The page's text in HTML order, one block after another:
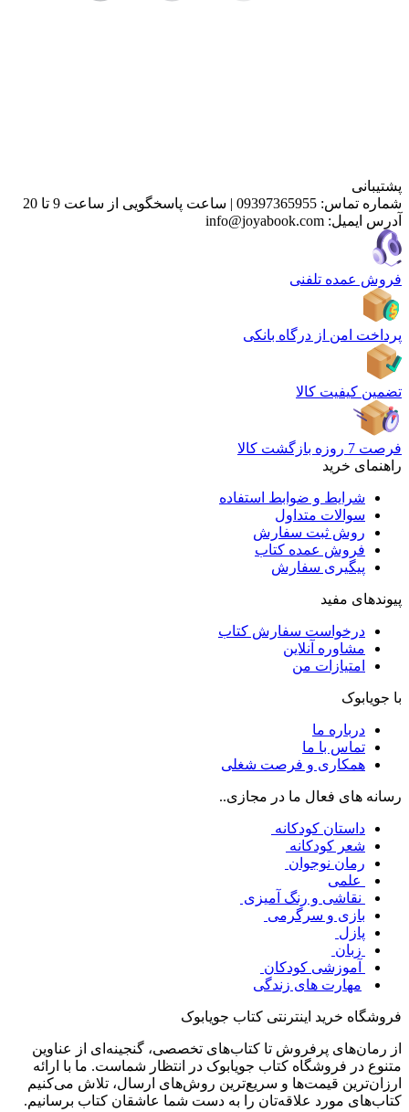
پشتیبانی
شماره تماس: 09397365955
| ساعت پاسخگویی از ساعت 9 تا 20
آدرس ایمیل: info@joyabook.com
فروش عمده تلفنی
پرداخت امن از درگاه بانکی
تضمین کیفیت کالا
فرصت 7 روزه بازگشت کالا
راهنمای خرید
شرایط و ضوابط استفاده
سوالات متداول
روش ثبت سفارش
فروش عمده کتاب
پیگیری سفارش
پیوندهای مفید
درخواست سفارش کتاب
مشاوره آنلاین
امتیازات من
با جویابوک
درباره ما
تماس با ما
همکاری و فرصت شغلی
رسانه های فعال ما در مجازی..
داستان کودکانه
شعر کودکانه
رمان نوجوان
علمی
نقاشی و رنگ آمیزی
بازی و سرگرمی
پازل
زبان
آموزشی کودکان
مهارت های زندگی
فروشگاه خرید اینترنتی کتاب جویابوک
از رمان‌های پرفروش تا کتاب‌های تخصصی، گنجینه‌ای از عناوین
متنوع در فروشگاه کتاب جویابوک در انتظار شماست. ما با ارائه
ارزان‌ترین قیمت‌ها و سریع‌ترین روش‌های ارسال، تلاش می‌کنیم
کتاب‌های مورد علاقه‌تان را به دست شما عاشقان کتاب برسانیم.